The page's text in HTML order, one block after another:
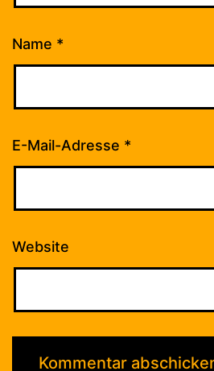
Name *
E-Mail-Adresse *
Website